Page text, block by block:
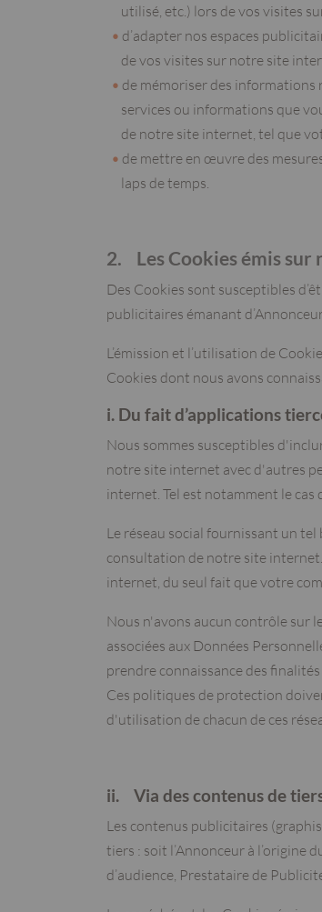
utilisé, etc.) lors de vos visites
d’adapter nos espaces
de vos visites sur notre site
de mémoriser des informations
services ou informations que
de notre site internet, tel que
de mettre en œuvre des
laps de temps.
2. Les Cookies émis sur
Des Cookies sont susceptibles
publicitaires émanant
L’émission et l’utilisation de
Cookies dont nous avons
i. Du fait d’applications
Nous sommes susceptibles
notre site internet avec d'autres
internet. Tel est notamment le cas
Le réseau social fournissant un
consultation de notre site
internet, du seul fait que votre
Nous n'avons aucun contrôle sur
associées aux Données
prendre connaissance des
Ces politiques de protection
d'utilisation de chacun de ces
ii. Via des contenus de
Les contenus publicitaires
tiers : soit l’Annonceur à l’origine
d’audience, Prestataire de